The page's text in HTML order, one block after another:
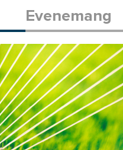
Evenemang